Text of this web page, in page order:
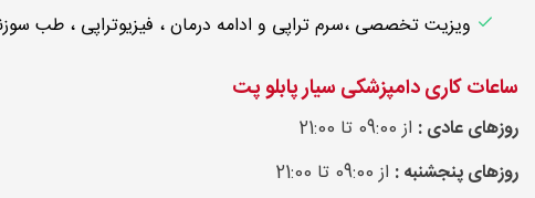
ویزیت تخصصی ،سرم تراپی و ادامه درمان ، فیزیوتراپی ، طب
ساعات کاری دامپزشکی سیار پابلو پت
روزهای عادی : از 09:00 تا 21:00
روزهای پنجشنبه : از 09:00 تا 21:00